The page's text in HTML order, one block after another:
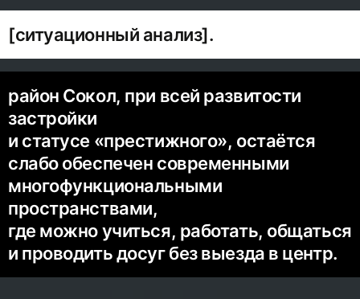
[ситуационный анализ].
район Сокол, при всей развитости
застройки
и статусе «престижного», остаётся
слабо обеспечен современными
многофункциональными
пространствами,
где можно учиться, работать, общаться
и проводить досуг без выезда в центр.